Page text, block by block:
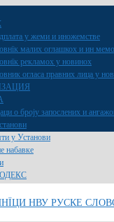
у жеми и иножемстве
малих оглашкох и ин
рекламох у новинох
огласа правних лица у
о броју запослених и
у Установи
набавке
НВУ РУСКЕ